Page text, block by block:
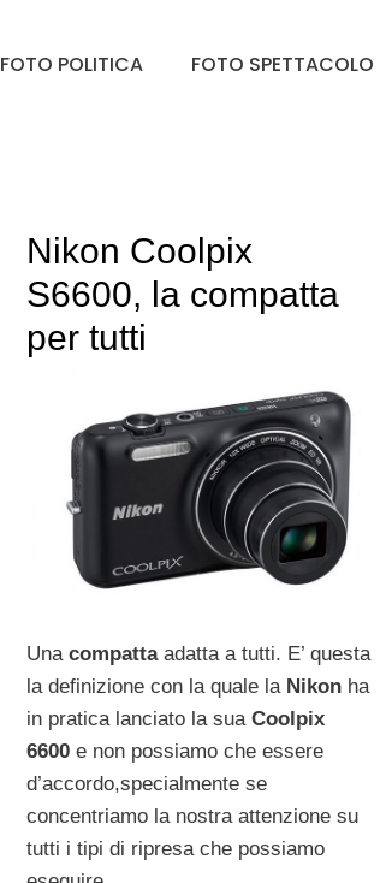
FOTO POLITICA FOTO SPETTACOLO
Nikon Coolpix
S6600, la compatta
per tutti
Una compattaadatta a tutti. E’ questa
la definizione con la quale la Nikonha
in pratica lanciato la sua Coolpix
6600e non possiamo che essere
d’accordo,specialmente se
concentriamo la nostra attenzione su
tutti i tipi di ripresa che possiamo